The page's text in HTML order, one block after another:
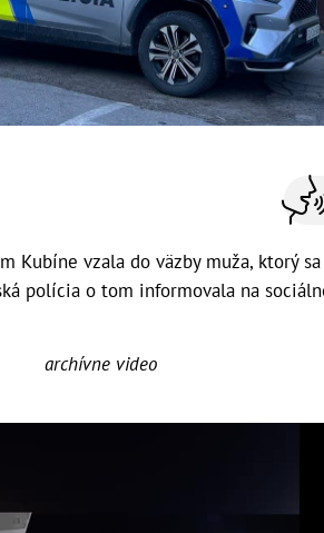
Kubíne vzala do väzby muža, ktorý
polícia o tom informovala na
archívne video